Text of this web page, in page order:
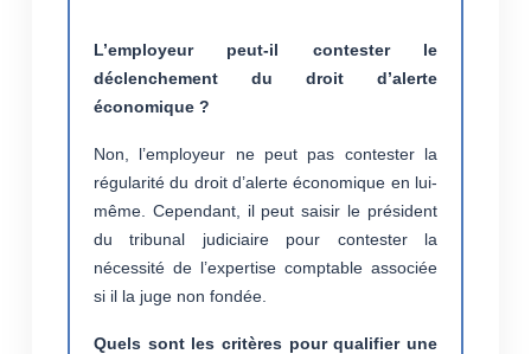
L’employeur peut-il contester le
déclenchement du droit d’alerte
économique ?
Non, l’employeur ne peut pas contester la
régularité du droit d’alerte économique en lui-
même. Cependant, il peut saisir le président
du tribunal judiciaire pour contester la
nécessité de l’expertise comptable associée
si il la juge non fondée.
Quels sont les critères pour qualifier une